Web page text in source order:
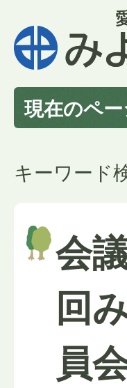
現在のペ
キーワード
会
回
員